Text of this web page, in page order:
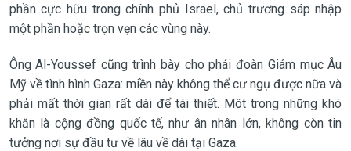
phần cực hữu trong chính phủ Israel, chủ trương sáp nhập
một phần hoặc trọn vẹn các vùng này.
Ông Al-Youssef cũng trình bày cho phái đoàn Giám mục Âu
Mỹ về tình hình Gaza: miền này không thể cư ngụ được nữa và
phải mất thời gian rất dài để tái thiết. Môt trong những khó
khăn là cộng đồng quốc tế, như ân nhân lớn, không còn tin
tưởng nơi sự đầu tư về lâu về dài tại Gaza.